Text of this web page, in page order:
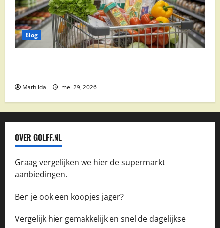
Blog
Mathilda mei 29, 2026
OVER GOLFF.NL
Graag vergelijken we hier de supermarkt
aanbiedingen.
Ben je ook een koopjes jager?
Vergelijk hier gemakkelijk en snel de dagelijkse